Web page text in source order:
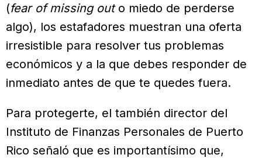
(fear of missing outo miedo de perderse
algo), los estafadores muestran una oferta
irresistible para resolver tus problemas
económicos y a la que debes responder de
inmediato antes de que te quedes fuera.
Para protegerte, el también director del
Instituto de Finanzas Personales de Puerto
Rico señaló que es importantísimo que,